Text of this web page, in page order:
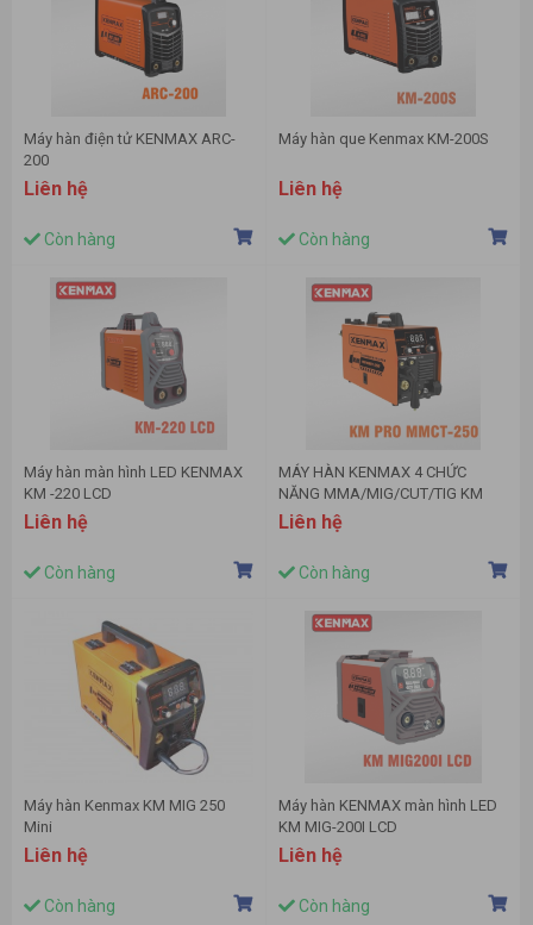
Máy hàn điện tử KENMAX ARC-
200
Liên hệ
Còn hàng
Máy hàn que Kenmax KM-200S
Liên hệ
Còn hàng
Máy hàn màn hình LED KENMAX
KM -220 LCD
Liên hệ
Còn hàng
MÁY HÀN KENMAX 4 CHỨC
NĂNG MMA/MIG/CUT/TIG KM
PRO MMCT-250
Liên hệ
Còn hàng
Máy hàn Kenmax KM MIG 250
Mini
Liên hệ
Còn hàng
Máy hàn KENMAX màn hình LED
KM MIG-200I LCD
Liên hệ
Còn hàng